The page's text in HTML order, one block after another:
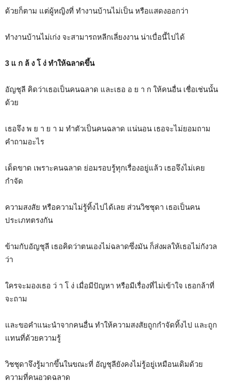
ด้วยก็ตาม แต่ผู้หญิงที่ ทำงานบ้านไม่เป็น หรือแสดงออกว่า
ทำงานบ้านไม่เก่ง จะสามารถหลีกเลี่ยงงาน น่าเบื่อนี้ไปได้
3 แ ก ล้ ง โ ง่ ทำให้ฉลาดขึ้น
อัญชุลี คิดว่าเธอเป็นคนฉลาด และเธอ อ ย า ก ให้คนอื่น เชื่อเช่นนั้น
ด้วย
เธอจึง พ ย า ย า ม ทำตัวเป็นคนฉลาด แน่นอน เธอจะไม่ยอมถาม
คำถามอะไร
เด็ดขาด เพราะคนฉลาด ย่อมรอบรู้ทุกเรื่องอยู่แล้ว เธอจึงไม่เคย
กำจัด
ความสงสัย หรือความไม่รู้ทิ้งไปได้เลย ส่วนวิชชุดา เธอเป็นคน
ประเภทตรงกัน
ข้ามกับอัญชุลี เธอคิดว่าตนเองไม่ฉลาดซึ่งมัน ก็ส่งผลให้เธอไม่กังวล
ว่า
ใครจะมองเธอ ว่ า โ ง่ เมื่อมีปัญหา หรือมีเรื่องที่ไม่เข้าใจ เธอกล้าที่
จะถาม
และขอคำแนะนำจากคนอื่น ทำให้ความสงสัยถูกกำจัดทิ้งไป และถูก
แทนที่ด้วยความรู้
วิชชุดาจึงรู้มากขึ้นในขณะที่ อัญชุลียังคงไม่รู้อยู่เหมือนเดิมด้วย
ความที่คนอวดฉลาด